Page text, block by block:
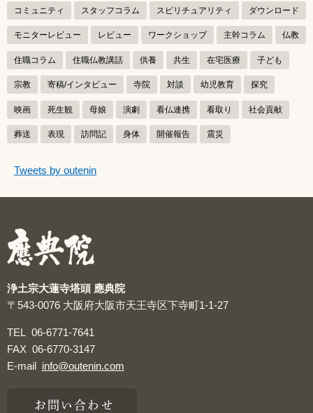
コミュニティ スタッフコラム スピリチュアリティ ダウンロード
モニターレビュー レビュー ワークショップ 主幹コラム 仏教
住職コラム 住職仏教講話 供養 共生 在宅医療 子ども
宗教 寄稿/インタビュー 寺院 対談 幼児教育 探究
映画 死生観 母娘 演劇 看仏連携 看取り 社会貢献
葬送 表現 訪問記 身体 開催報告 震災
つぶやき
つぶやきをスキップする
Tweets by outenin
浄土宗大蓮寺塔頭 應典院
〒543-0076 大阪府大阪市天王寺区下寺町1-1-27
TEL 06-6771-7641
FAX 06-6770-3147
E-mail info@outenin.com
お問い合わせ